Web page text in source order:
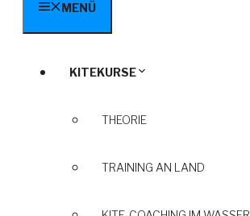
MENÜ
KITEKURSE
THEORIE
TRAINING AN LAND